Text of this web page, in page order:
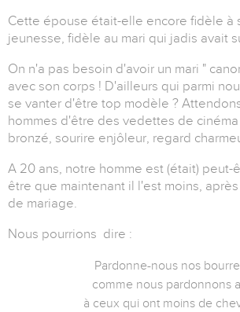
Cette épouse était-elle encore fidèle à
jeunesse, fidèle au mari qui jadis avait
On n'a pas besoin d'avoir un mari "
avec son corps ! D'ailleurs qui parmi
se vanter d'être top modèle ?
hommes d'être des vedettes de
bronzé, sourire enjôleur, regard
A 20 ans, notre homme est (était) peut-
être que maintenant il l'est moins,
de mariage.
Nous pourrions dire :
Pardonne-nous nos
comme nous pardonnons
à ceux qui ont moins de